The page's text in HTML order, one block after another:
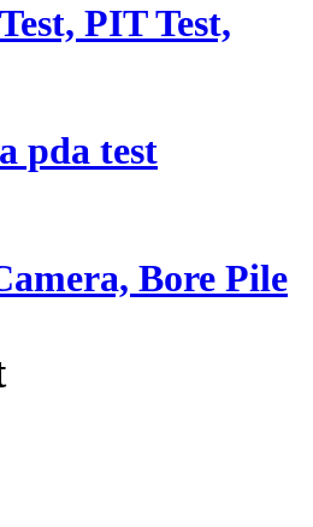
PIT Test,
pda test
Bore Pile